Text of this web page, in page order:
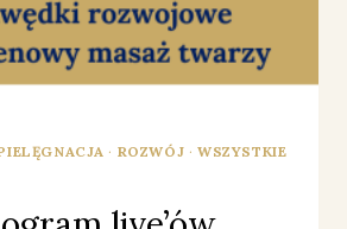
· ROZWÓJ ·WSZYSTKIE